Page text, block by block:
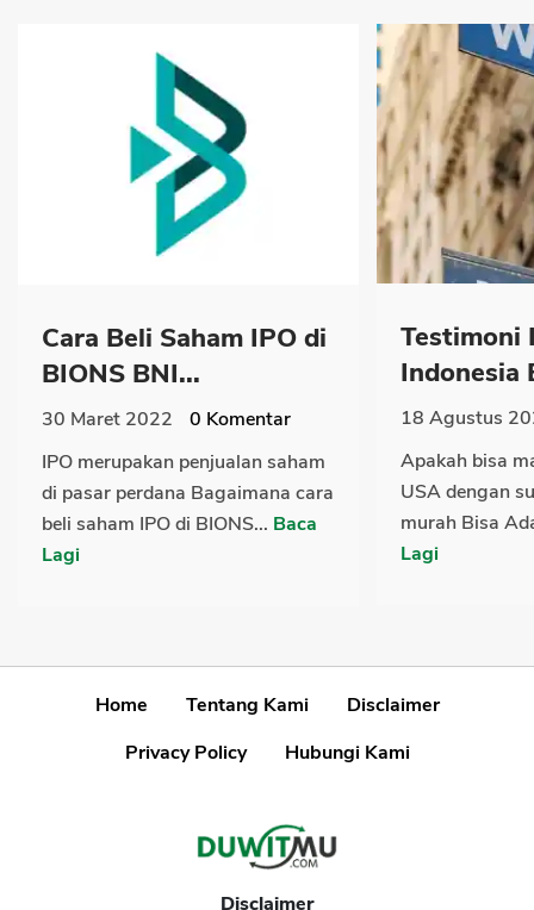
Cara Beli Saham IPO di
BIONS BNI...
30 Maret 2022 0 Komentar
IPO merupakan penjualan saham
di pasar perdana Bagaimana cara
beli saham IPO di BIONS... Baca
Lagi
Testimoni
Indonesia
18 Agustus
Apakah bisa
USA dengan
murah Bisa
Lagi
Home Tentang Kami
Disclaimer
Privacy Policy
Hubungi Kami
Disclaimer